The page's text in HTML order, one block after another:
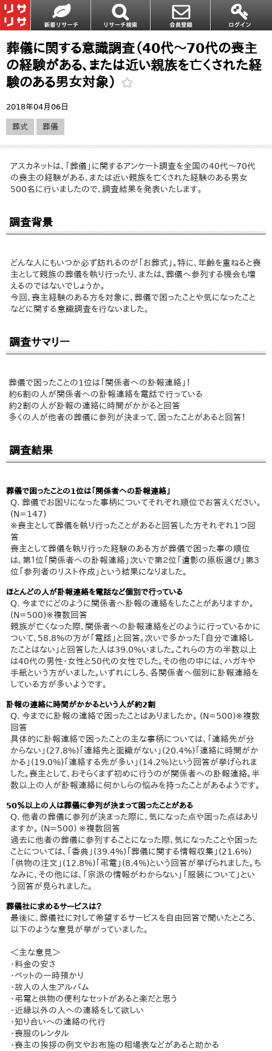
葬儀に関する意識調査（40代～70代の喪主
の経験がある、または近い親族を亡くされた経
験のある男女対象）
2018年04月06日
葬式 葬儀
アスカネットは、「葬儀」に関するアンケート調査を全国の40代～70代
の喪主の経験がある、または近い親族を亡くされた経験のある男女
500名に行いましたので、調査結果を発表いたします。
調査背景
どんな人にもいつか必ず訪れるのが「お葬式」。特に、年齢を重ねると喪
主として親族の葬儀を執り行ったり、または、葬儀へ参列する機会も増
えるのではないでしょうか。
今回、喪主経験のある方を対象に、葬儀で困ったことや気になったこと
などに関する意識調査を行ないました。
調査サマリー
葬儀で困ったことの1位は「関係者への訃報連絡」！
約6割の人が関係者への訃報連絡を電話で行っている
約2割の人が訃報の連絡に時間がかかると回答
多くの人が他者の葬儀に参列が決まって、困ったことがあると回答！
調査結果
葬儀で困ったことの1位は「関係者への訃報連絡」
Q. 葬儀でお困りになった事柄についてそれぞれ順位でお答えください。
(N=147)
※喪主として葬儀を執り行ったことがあると回答した方それぞれ1つ回
答
喪主として葬儀を執り行った経験のある方が葬儀で困った事の順位
は、第１位「関係者への訃報連絡」次いで第２位「遺影の原板選び」第３
位「参列者のリスト作成」という結果になりました。
ほとんどの人が訃報連絡を電話など個別で行っている
Q. 今までにどのように関係者へ訃報の連絡をしたことがありますか。
(N=500)※複数回答
親族が亡くなった際、関係者への訃報連絡をどのように行っているかに
ついて、58.8%の方が「電話」と回答。次いで多かった「自分で連絡し
たことはない」と回答した人は39.0%いました。これらの方の半数以上
は40代の男性・女性と50代の女性でした。その他の中には、ハガキや
手紙という方がいました。いずれにしろ、各関係者へ個別に訃報連絡を
している方が多いようです。
訃報の連絡に時間がかかるという人が約2割
Q. 今までに訃報の連絡で困ったことはありましたか。 (N=500)※複数
回答
具体的に訃報連絡で困ったことの主な事柄については、「連絡先が分
からない」(27.8%)「連絡先と面識がない」(20.4%)「連絡に時間がか
かる」(19.0%)「連絡する先が多い」(14.2%)という回答が挙げられま
した。喪主として、おそらくまず初めに行うのが関係者への訃報連絡。半
数以上の人が訃報連絡に何かしらの悩みを持ったことがあるようです。
50％以上の人は葬儀に参列が決まって困ったことがある
Q. 他者の葬儀に参列が決まった際に、気になった点や困った点はあり
ますか。 (N=500) ※複数回答
過去に他者の葬儀に参列することになった際、気になったことや困った
ことについては、「香典」(39.4%)「葬儀に関する情報収集」(21.6%)
「供物の注文」(12.8%)「弔電」(8.4%)という回答が挙げられました。ち
なみに、その他には、「宗派の情報がわからない」「服装について」とい
う回答が見られました。
葬儀社に求めるサービスは？
最後に、葬儀社に対して希望するサービスを自由回答で聞いたところ、
以下のような意見が挙がっていました。
＜主な意見＞
・料金の安さ
・ペットの一時預かり
・故人の人生アルバム
・弔電と供物の便利なセットがあると楽だと思う
・近縁以外の人への連絡をして欲しい
・知り合いへの連絡の代行
・喪服のレンタル
・喪主の挨拶の例文やお布施の相場表などがあると助かる